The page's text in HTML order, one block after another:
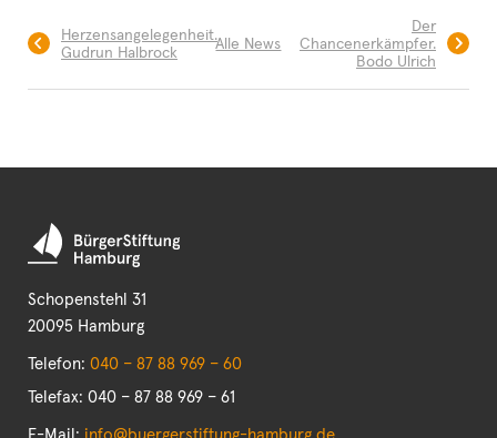
Herzensangelegenheit.
Gudrun Halbrock
Alle News
Der
Chancenerkämpfer.
Bodo Ulrich
Schopenstehl 31
20095 Hamburg
Telefon: 040 – 87 88 969 – 60
Telefax: 040 – 87 88 969 – 61